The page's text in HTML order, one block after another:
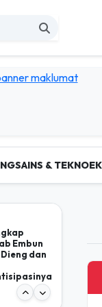
SAINS & TEKNO
Embun
dan